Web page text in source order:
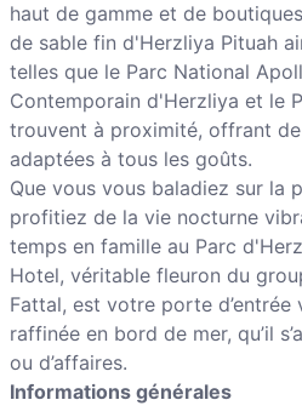
haut de gamme et de
de sable fin d'Herzliya Pituah
telles que le Parc National
Contemporain d'Herzliya et le
trouvent à proximité, offrant
adaptées à tous les goûts.
Que vous vous baladiez sur la
profitiez de la vie nocturne
temps en famille au Parc
Hotel, véritable fleuron du
Fattal, est votre porte d’entrée
raffinée en bord de mer, qu’il
ou d’affaires.
Informations générales